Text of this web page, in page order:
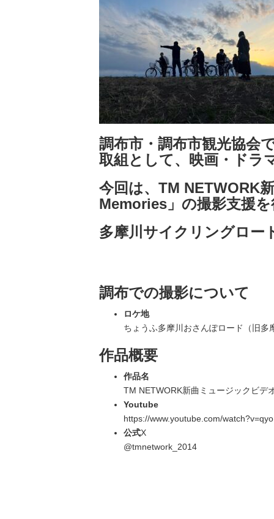
調布市・調布市観光協会
取組として、映画・ドラ
今回は、TM NETWORK
Memories」の撮影支援
多摩川サイクリングロー
調布での撮影について
ロケ地
ちょうふ多摩川おさんぽロード（旧多
作品概要
作品名
TM NETWORK新曲ミュージックビデ
Youtube
https://www.youtube.com/
公式X
@tmnetwork_2014